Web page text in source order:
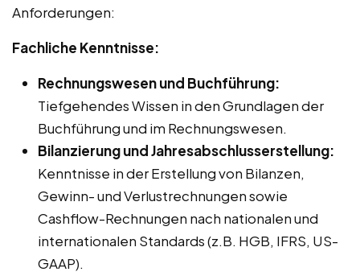
Anforderungen:
Fachliche Kenntnisse:
Rechnungswesen und Buchführung:
Tiefgehendes Wissen in den Grundlagen der
Buchführung und im Rechnungswesen.
Bilanzierung und Jahresabschlusserstellung:
Kenntnisse in der Erstellung von Bilanzen,
Gewinn- und Verlustrechnungen sowie
Cashflow-Rechnungen nach nationalen und
internationalen Standards (z.B. HGB, IFRS, US-
GAAP).